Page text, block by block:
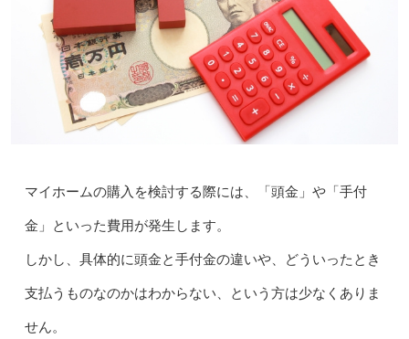
マイホームの購入を検討する際には、「頭金」や「手付
金」といった費用が発生します。
しかし、具体的に頭金と手付金の違いや、どういったとき
支払うものなのかはわからない、という方は少なくありま
せん。